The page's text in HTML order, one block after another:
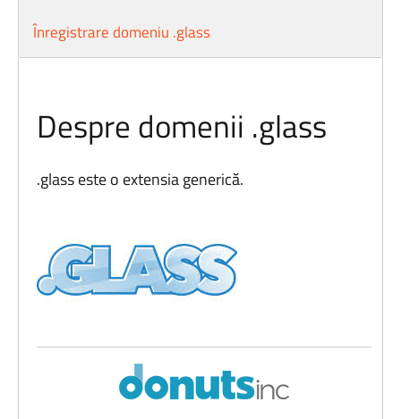
Înregistrare domeniu .glass
Despre domenii .glass
.glass este o extensia generică.